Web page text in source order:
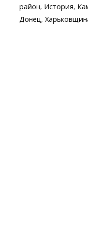
b
o
er gr
a
район, История,
Донец,